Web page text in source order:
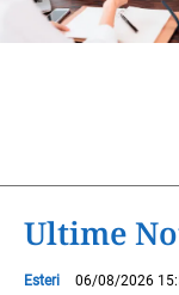
Ultime
Esteri 06/08/2026